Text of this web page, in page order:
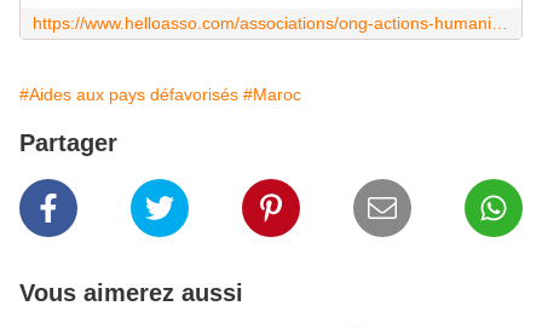
#Aides aux pays défavorisés #Maroc
Partager
Vous aimerez aussi